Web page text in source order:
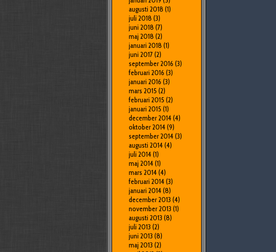
augusti 2018 (1)
juli 2018 (3)
juni 2018 (7)
maj 2018 (2)
januari 2018 (1)
juni 2017(2)
september 2016 (3)
februari 2016 (3)
januari 2016 (3)
mars 2015 (2)
februari 2015 (2)
januari 2015 (1)
december 2014(4)
oktober 2014(9)
september 2014(3)
augusti 2014(4)
juli 2014(1)
maj 2014(1)
mars 2014(4)
februari 2014(3)
januari 2014(8)
december 2013 (4)
november 2013 (1)
augusti 2013 (8)
juli 2013 (2)
juni 2013 (8)
maj 2013 (2)